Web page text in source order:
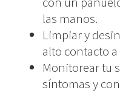
las manos.
Limpiar y
alto contacto
Monitorear tu
síntomas y